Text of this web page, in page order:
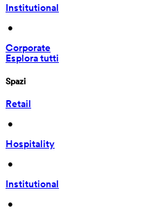
Institutional
•
Corporate
Esplora tutti
Spazi
Retail
•
Hospitality
•
Institutional
•